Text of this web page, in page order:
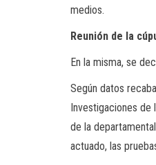
medios.
Reunión de la
En la misma, se
Según datos
Investigaciones
de la
actuado, las